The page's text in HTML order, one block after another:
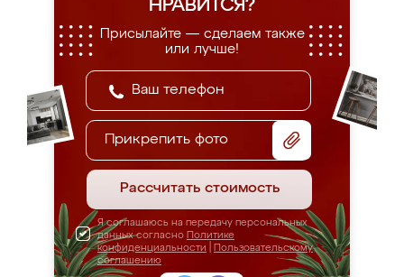
НРАВИТСЯ?
Присылайте — сделаем также
или лучше!
Прикрепить фото
Рассчитать стоимость
Я соглашаюсь на передачу персональных
данных согласно Политике
конфиденциальности
Пользовательскому
соглашению